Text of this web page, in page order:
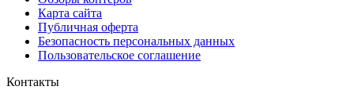
Карта сайта
Публичная оферта
Безопасность персональных данных
Пользовательское соглашение
Контакты